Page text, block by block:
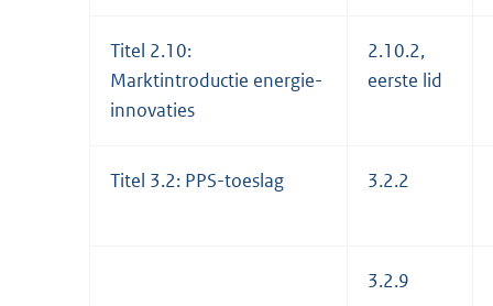
Titel 2.10:
Marktintroductie energie-
innovaties
2.10.2,
eerste lid
Titel 3.2: PPS-toeslag 3.2.2
3.2.9